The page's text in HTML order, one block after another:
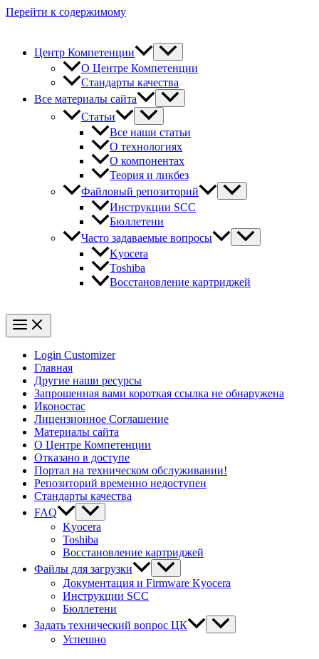
Перейти к содержимому
Центр Компетенции
О Центре Компетенции
Стандарты качества
Все материалы сайта
Статьи
Все наши статьи
О технологиях
О компонентах
Теория и ликбез
Файловый репозиторий
Инструкции SCC
Бюллетени
Часто задаваемые вопросы
Kyocera
Toshiba
Восстановление картриджей
Login Customizer
Главная
Другие наши ресурсы
Запрошенная вами короткая ссылка не обнаружена
Иконостас
Лицензионное Соглашение
Материалы сайта
О Центре Компетенции
Отказано в доступе
Портал на техническом обслуживании!
Репозиторий временно недоступен
Стандарты качества
FAQ
Kyocera
Toshiba
Восстановление картриджей
Файлы для загрузки
Документация и Firmware Kyocera
Инструкции SCC
Бюллетени
Задать технический вопрос ЦК
Успешно